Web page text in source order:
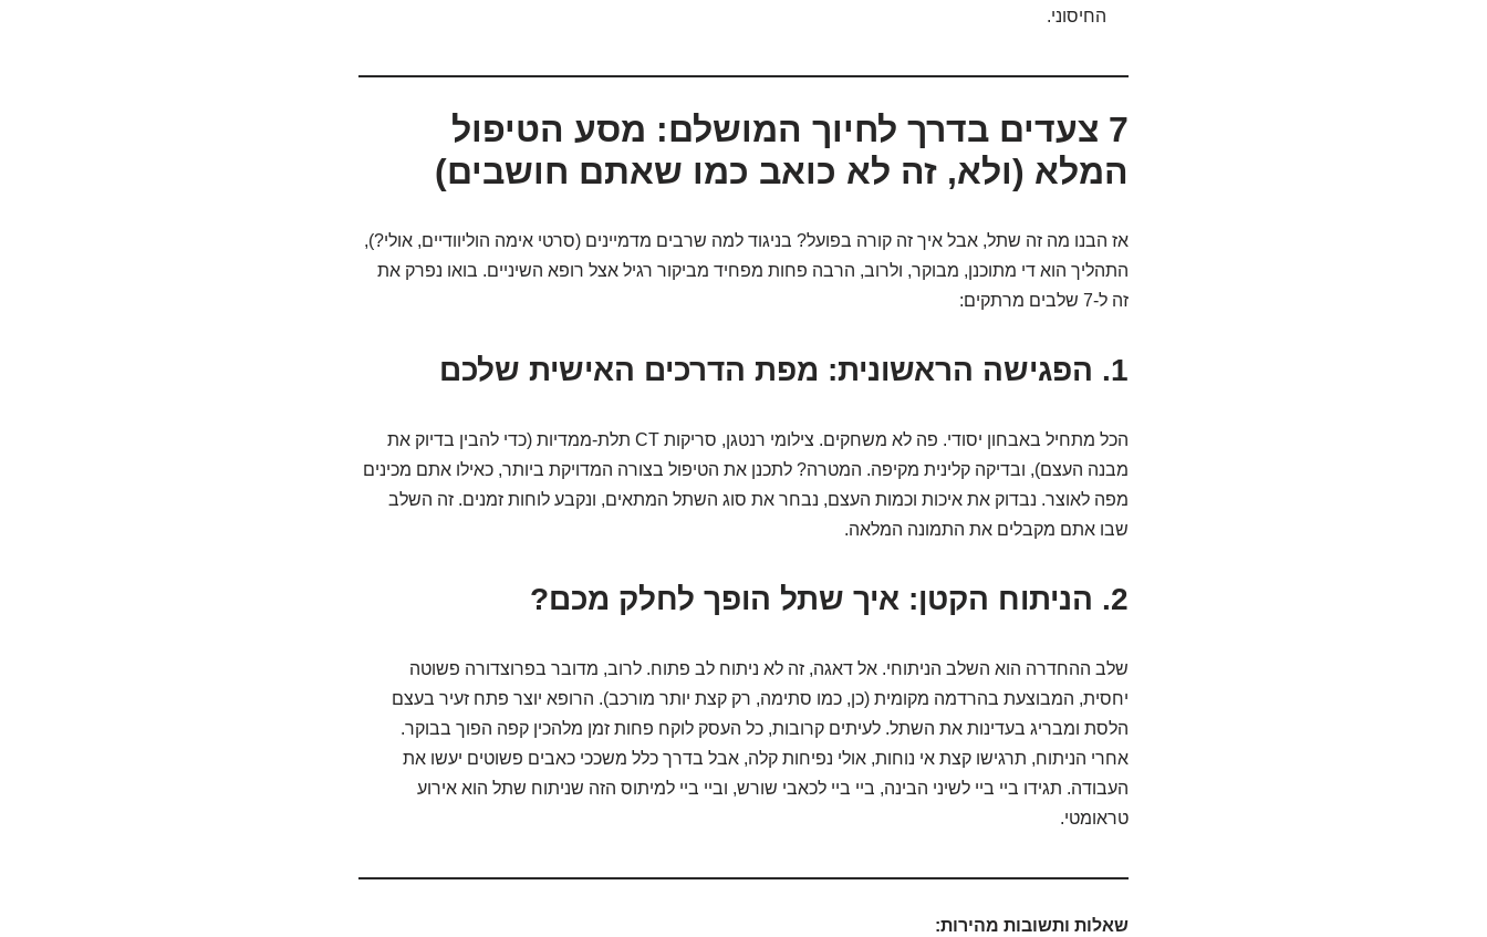
החיסוני.
7 צעדים בדרך לחיוך המושלם: מסע הטיפול
המלא (ולא, זה לא כואב כמו שאתם חושבים)
אז הבנו מה זה שתל, אבל איך זה קורה בפועל? בניגוד למה שרבים מדמיינים (סרטי אימה הוליוודיים, אולי?),
התהליך הוא די מתוכנן, מבוקר, ולרוב, הרבה פחות מפחיד מביקור רגיל אצל רופא השיניים. בואו נפרק את
זה ל-7 שלבים מרתקים:
1. הפגישה הראשונית: מפת הדרכים האישית שלכם
הכל מתחיל באבחון יסודי. פה לא משחקים. צילומי רנטגן, סריקות CT תלת-ממדיות (כדי להבין בדיוק את
מבנה העצם), ובדיקה קלינית מקיפה. המטרה? לתכנן את הטיפול בצורה המדויקת ביותר, כאילו אתם מכינים
מפה לאוצר. נבדוק את איכות וכמות העצם, נבחר את סוג השתל המתאים, ונקבע לוחות זמנים. זה השלב
שבו אתם מקבלים את התמונה המלאה.
2. הניתוח הקטן: איך שתל הופך לחלק מכם?
שלב ההחדרה הוא השלב הניתוחי. אל דאגה, זה לא ניתוח לב פתוח. לרוב, מדובר בפרוצדורה פשוטה
יחסית, המבוצעת בהרדמה מקומית (כן, כמו סתימה, רק קצת יותר מורכב). הרופא יוצר פתח זעיר בעצם
הלסת ומבריג בעדינות את השתל. לעיתים קרובות, כל העסק לוקח פחות זמן מלהכין קפה הפוך בבוקר.
אחרי הניתוח, תרגישו קצת אי נוחות, אולי נפיחות קלה, אבל בדרך כלל משככי כאבים פשוטים יעשו את
העבודה. תגידו ביי ביי לשיני הבינה, ביי ביי לכאבי שורש, וביי ביי למיתוס הזה שניתוח שתל הוא אירוע
טראומטי.
שאלות ותשובות מהירות: